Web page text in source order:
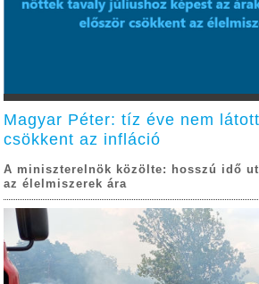
Magyar Péter: tíz éve nem
csökkent az infláció
A miniszterelnök közölte: hosszú idő
az élelmiszerek ára